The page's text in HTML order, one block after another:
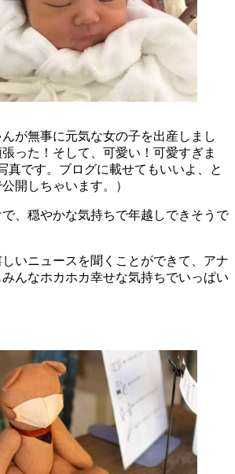
が無事に元気な女の子を出産しまし
った！そして、可愛い！可愛すぎま
真です。ブログに載せてもいいよ、と
開しちゃいます。）
、穏やかな気持ちで年越しできそうで
いニュースを聞くことができて、アナ
んなホカホカ幸せな気持ちでいっぱい